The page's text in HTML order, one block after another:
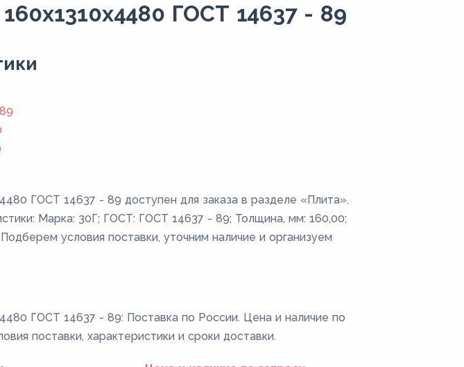
ГОСТ 14637 - 89
ГОСТ 14637 - 89 доступен для заказа в разделе «Плита».
Марка: 30Г; ГОСТ: ГОСТ 14637 - 89; Толщина, мм: 160,00;
условия поставки, уточним наличие и организуем
ГОСТ 14637 - 89: Поставка по России. Цена и наличие по
поставки, характеристики и сроки доставки.